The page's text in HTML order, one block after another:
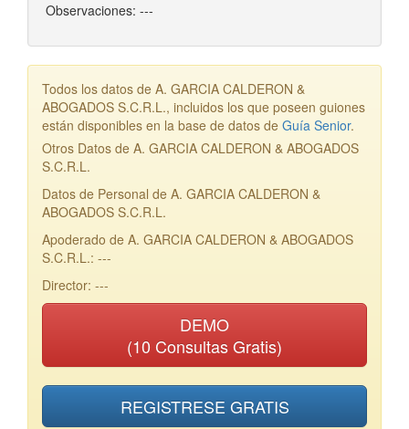
Observaciones: ---
Todos los datos de A. GARCIA CALDERON &
ABOGADOS S.C.R.L., incluidos los que poseen guiones
están disponibles en la base de datos de Guía Senior.
Otros Datos de A. GARCIA CALDERON & ABOGADOS
S.C.R.L.
Datos de Personal de A. GARCIA CALDERON &
ABOGADOS S.C.R.L.
Apoderado de A. GARCIA CALDERON & ABOGADOS
S.C.R.L.: ---
Director: ---
DEMO
(10 Consultas Gratis)
REGISTRESE GRATIS